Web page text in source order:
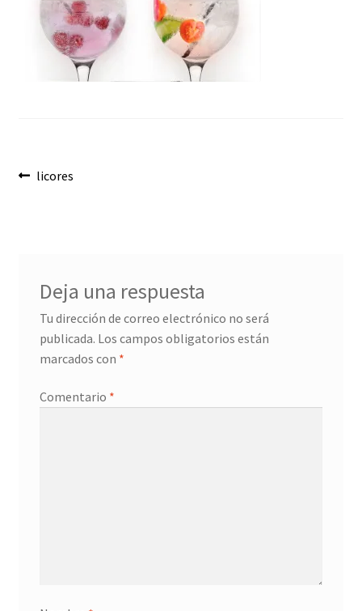
Finalizar compra
Mi cuenta
Pescados y Mariscos
Política de Privacidad Y Cookies
Navegación
Anterior:
licores
Deja una respuesta
Tu dirección de correo electrónico no será
publicada. Los campos obligatorios están
marcados con *
Comentario *